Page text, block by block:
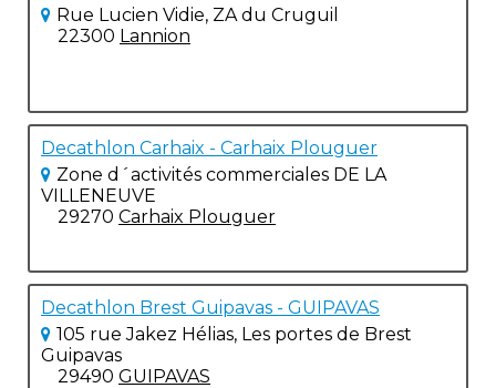
Rue Lucien Vidie, ZA du Cruguil
22300 Lannion
Decathlon Carhaix - Carhaix Plouguer
Zone d´activités commerciales DE LA
VILLENEUVE
29270 Carhaix Plouguer
Decathlon Brest Guipavas - GUIPAVAS
105 rue Jakez Hélias, Les portes de Brest
Guipavas
29490 GUIPAVAS